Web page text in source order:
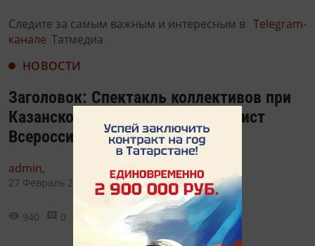
Следите за самым важным и интересным в Telegram-
канале Татмедиа
НОВОСТИ
Заголовок: Спектакль коллективов при
Казанском ТЮЗе вошел в лонг-лист
Всероссийского фестиваля
admin,
27 Февраль 2024 - 16:30
940 0